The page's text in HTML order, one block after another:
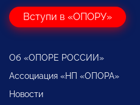
Вступи в «ОПОРУ»
Об «ОПОРЕ РОССИИ»
Ассоциация «НП «ОПОРА»
Новости